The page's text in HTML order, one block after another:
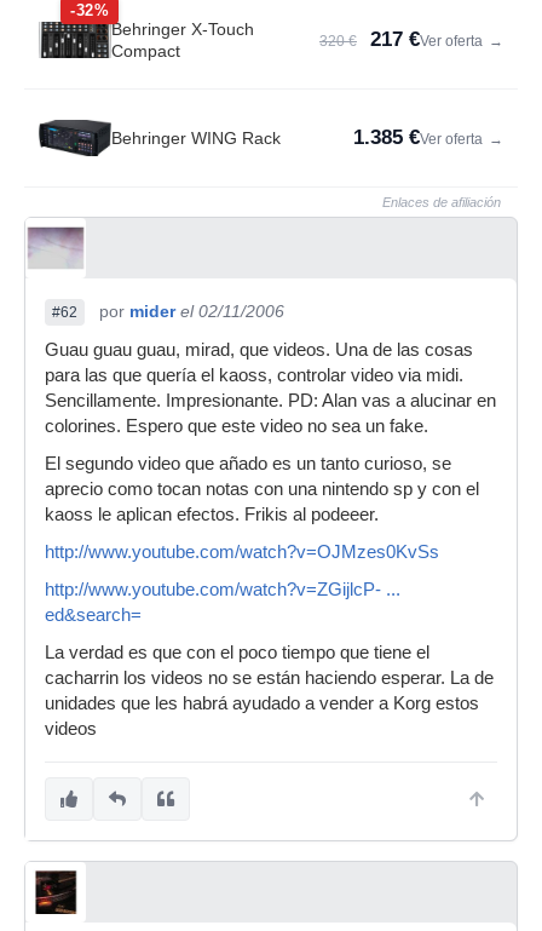
-32%
Behringer X-Touch
Compact
320 € 217 €Ver oferta →
Behringer WING Rack 1.385 €Ver oferta →
Enlaces de afiliación
#62 por mider el 02/11/2006
Guau guau guau, mirad, que videos. Una de las cosas
para las que quería el kaoss, controlar video via midi.
Sencillamente. Impresionante. PD: Alan vas a alucinar en
colorines. Espero que este video no sea un fake.
El segundo video que añado es un tanto curioso, se
aprecio como tocan notas con una nintendo sp y con el
kaoss le aplican efectos. Frikis al podeeer.
http://www.youtube.com/watch?v=OJMzes0KvSs
http://www.youtube.com/watch?v=ZGijlcP- ...
ed&search=
La verdad es que con el poco tiempo que tiene el
cacharrin los videos no se están haciendo esperar. La de
unidades que les habrá ayudado a vender a Korg estos
videos